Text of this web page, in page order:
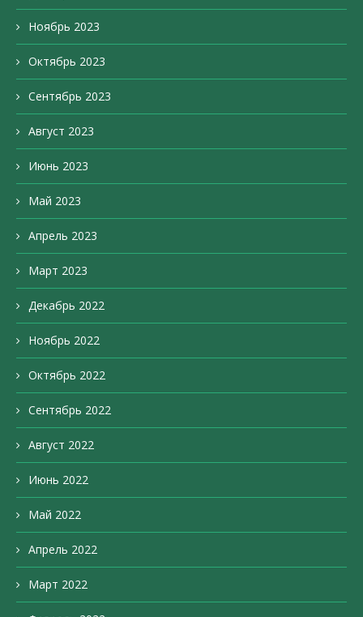
Ноябрь 2023
Октябрь 2023
Сентябрь 2023
Август 2023
Июнь 2023
Май 2023
Апрель 2023
Март 2023
Декабрь 2022
Ноябрь 2022
Октябрь 2022
Сентябрь 2022
Август 2022
Июнь 2022
Май 2022
Апрель 2022
Март 2022